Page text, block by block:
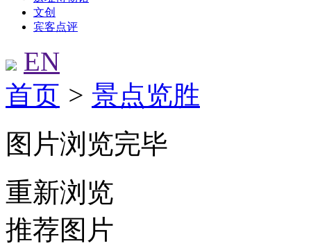
文创
宾客点评
EN
首页 > 景点览胜
图片浏览完毕
重新浏览
推荐图片